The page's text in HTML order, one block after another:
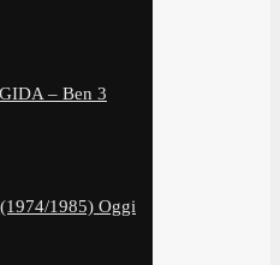
– Ben 3
1985) Oggi